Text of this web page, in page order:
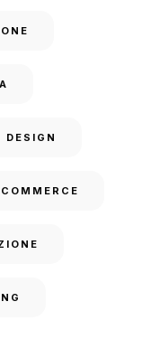
DESIGN